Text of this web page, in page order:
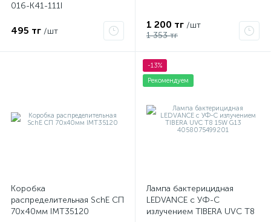
016-K41-111I
495 тг /шт
1 200 тг /шт
1 353 тг
Коробка
распределительная SchE СП
70х40мм IMT35120
-13%
Рекомендуем
Лампа бактерицидная
LEDVANCE с УФ-С
излучением TIBERA UVC T8